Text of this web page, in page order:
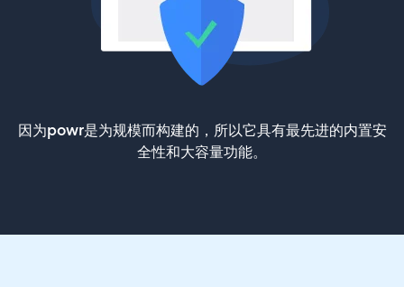
因为powr是为规模而构建的，所以它具有最先进的内置安
全性和大容量功能。